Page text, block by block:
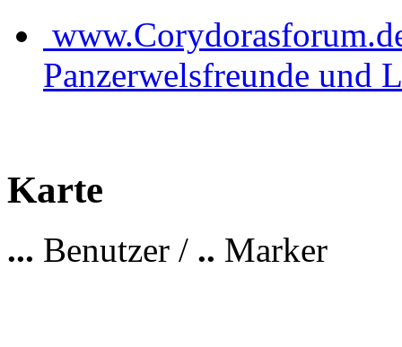
Panzerwelsfreunde und
Karte
... Benutzer / .. Marker